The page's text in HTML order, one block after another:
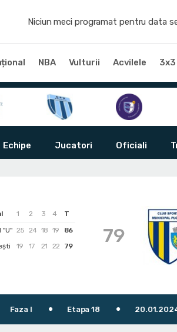
Niciun meci programat pentru data
NBA Vulturii Acvilele 3x3
Echipe Jucatori Oficiali
1 2 3 4
T
"U" 25 24 18 19
86
19 17 21 22 79 79
Etapa 18 20.01.2024